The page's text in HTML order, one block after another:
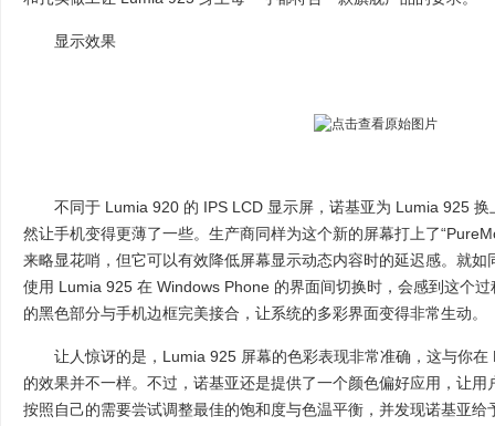
显示效果
不同于 Lumia 920 的 IPS LCD 显示屏，诺基亚为 Lumia 925 换
然让手机变得更薄了一些。生产商同样为这个新的屏幕打上了
来略显花哨，但它可以有效降低屏幕显示动态内容时的延迟感。就
使用 Lumia 925 在 Windows Phone 的界面间切换时，会感到这个
的黑色部分与手机边框完美接合，让系统的多彩界面变得非常生动。
让人惊讶的是，Lumia 925 屏幕的色彩表现非常准确，这与你在
的效果并不一样。不过，诺基亚还是提供了一个颜色偏好应用，让
按照自己的需要尝试调整最佳的饱和度与色温平衡，并发现诺基亚